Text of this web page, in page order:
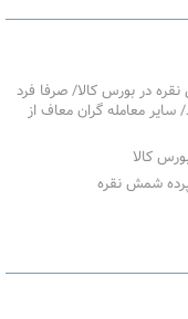
در بورس کالا/ صرفا فرد
معامله گران معاف از
کالا
شمش نقره